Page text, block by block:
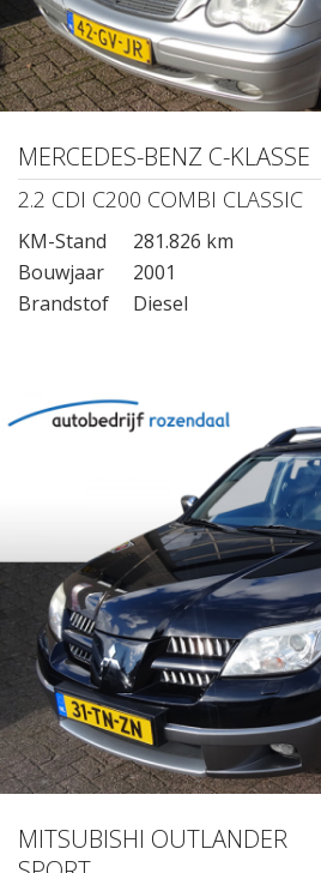
MERCEDES-BENZ C-KLASSE
2.2 CDI C200 COMBI CLASSIC
KM-Stand
281.826 km
Bouwjaar
2001
Brandstof
Diesel
MITSUBISHI OUTLANDER